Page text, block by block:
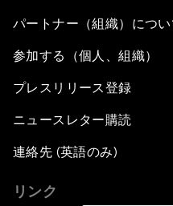
パートナー（組織）につい
参加する（個人、組織）
プレスリリース登録
ニュースレター購読
連絡先 (英語のみ)
リンク